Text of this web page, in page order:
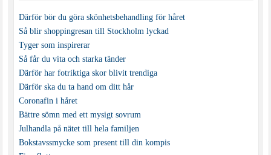
Därför bör du göra skönhetsbehandling för håret
Så blir shoppingresan till Stockholm lyckad
Tyger som inspirerar
Så får du vita och starka tänder
Därför har fotriktiga skor blivit trendiga
Därför ska du ta hand om ditt hår
Coronafin i håret
Bättre sömn med ett mysigt sovrum
Julhandla på nätet till hela familjen
Bokstavssmycke som present till din kompis